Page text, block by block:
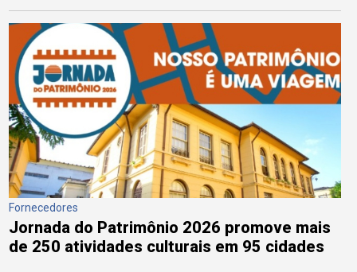
Fornecedores
Jornada do Patrimônio 2026 promove mais
de 250 atividades culturais em 95 cidades